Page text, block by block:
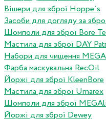
Вішери для зброї Hoppe`s
Засоби для догляду за
Шомполи для зброї Bore
Мастила для зброї DAY
Набори для чищення
Фарба маскувальна RecOil
Йоржі для зброї KleenBore
Мастила для зброї Umarex
Шомполи для зброї
Йоржі для зброї Dewey